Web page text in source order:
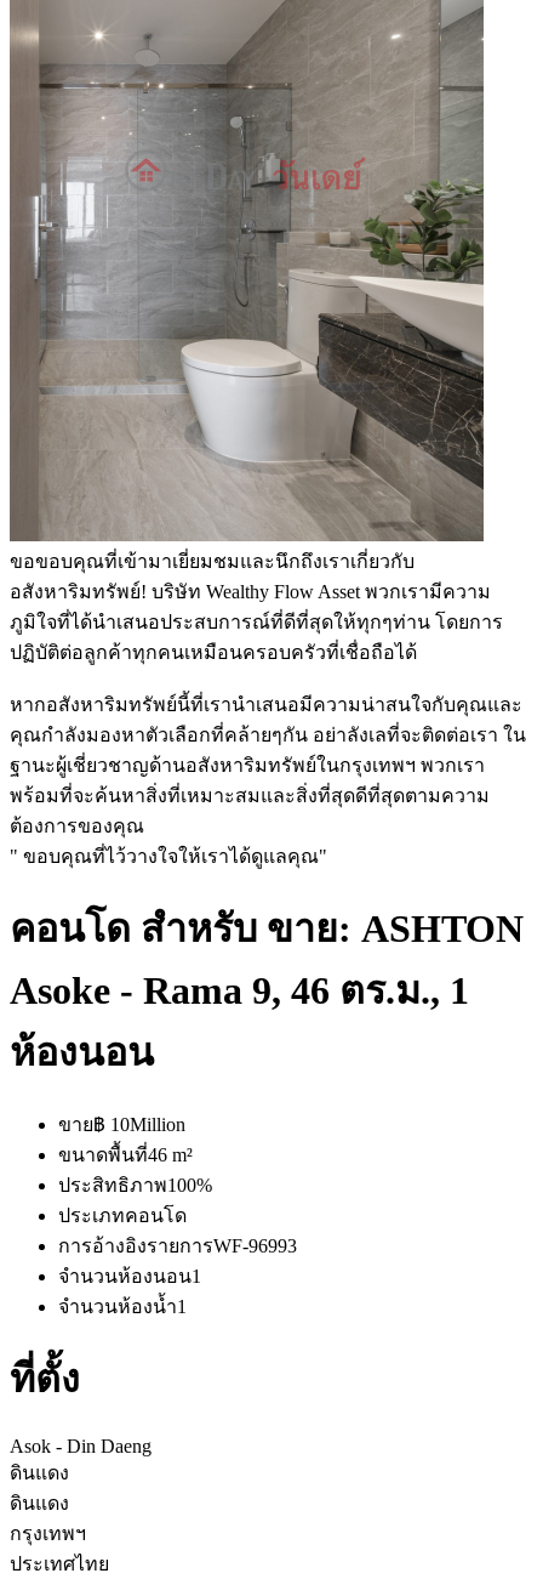
ขอขอบคุณที่เข้ามาเยี่ยมชมและนึกถึงเราเกี่ยวกับ
อสังหาริมทรัพย์! บริษัท Wealthy Flow Asset พวกเรามีความ
ภูมิใจที่ได้นำเสนอประสบการณ์ที่ดีที่สุดให้ทุกๆท่าน โดยการ
ปฏิบัติต่อลูกค้าทุกคนเหมือนครอบครัวที่เชื่อถือได้
หากอสังหาริมทรัพย์นี้ที่เรานำเสนอมีความน่าสนใจกับคุณและ
คุณกำลังมองหาตัวเลือกที่คล้ายๆกัน อย่าลังเลที่จะติดต่อเรา ใน
ฐานะผู้เชี่ยวชาญด้านอสังหาริมทรัพย์ในกรุงเทพฯ พวกเรา
พร้อมที่จะค้นหาสิ่งที่เหมาะสมและสิ่งที่สุดดีที่สุดตามความ
ต้องการของคุณ
" ขอบคุณที่ไว้วางใจให้เราได้ดูแลคุณ"
คอนโด สำหรับ ขาย: ASHTON
Asoke - Rama 9, 46 ตร.ม., 1
ห้องนอน
ขาย฿ 10Million
ขนาดพื้นที่46 m²
ประสิทธิภาพ100%
ประเภทคอนโด
การอ้างอิงรายการWF-96993
จำนวนห้องนอน1
จำนวนห้องน้ำ1
ที่ตั้ง
Asok - Din Daeng
ดินแดง
ดินแดง
กรุงเทพฯ
ประเทศไทย